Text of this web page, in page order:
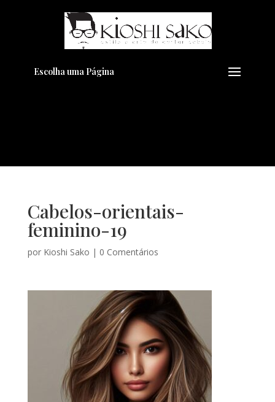
Escolha uma Página
Cabelos-orientais-
feminino-19
por Kioshi Sako | 0 Comentários
Pensando em transformar seu
Visual??